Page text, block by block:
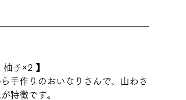
柚子×2 】
手作りのおいなりさんで、山わさ
特徴です。